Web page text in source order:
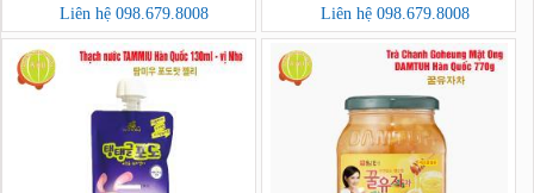
Liên hệ 098.679.8008
Liên hệ 098.679.8008